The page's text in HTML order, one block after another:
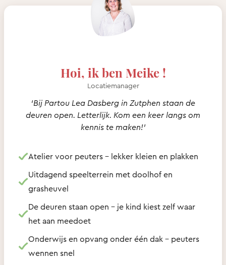
Hoi, ik ben Meike !
Locatiemanager
‘Bij Partou Lea Dasberg in Zutphen staan de
deuren open. Letterlijk. Kom een keer langs om
kennis te maken!’
Atelier voor peuters – lekker kleien en plakken
Uitdagend speelterrein met doolhof en
grasheuvel
De deuren staan open – je kind kiest zelf waar
het aan meedoet
Onderwijs en opvang onder één dak - peuters
wennen snel